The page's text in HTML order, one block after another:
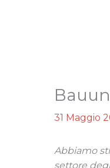
31 Maggio
Abbiamo
settore